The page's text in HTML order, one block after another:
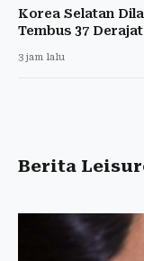
Korea Selatan
Tembus 37
3 jam lalu
Berita